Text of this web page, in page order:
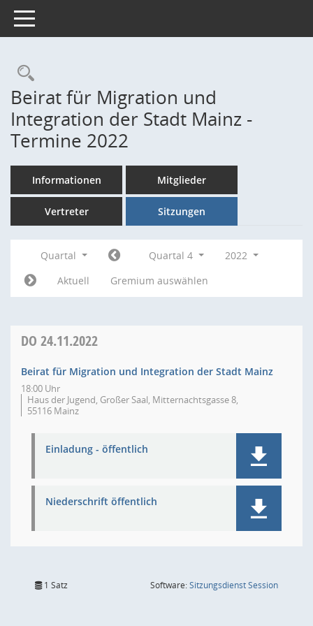
Toggle navigation
Rechercheauswahl
Beirat für Migration und
Integration der Stadt Mainz -
Termine 2022
Informationen Mitglieder
Vertreter Sitzungen
Quartal Quartal 4
2022
Aktuell
Gremium auswählen
DO 24.11.2022
Beirat für Migration und Integration der Stadt Mainz
18:00 Uhr
Haus der Jugend, Großer Saal, Mitternachtsgasse 8,
55116 Mainz
Einladung - öffentlich
Niederschrift öffentlich
1 Satz Software:SitzungsdienstSession(Wird in